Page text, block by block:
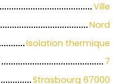
Ville
Nord
Isolation thermique
7
Strasbourg 67000